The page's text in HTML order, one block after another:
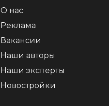
О нас
Реклама
Вакансии
Наши авторы
Наши эксперты
Новостройки